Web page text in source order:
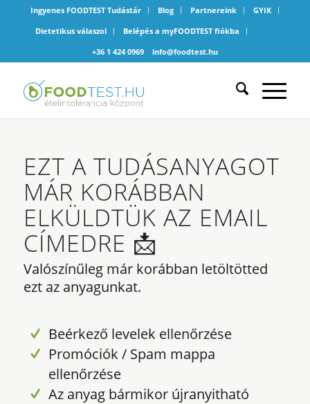
Ingyenes FOODTEST Tudástár Blog Partnereink
GYIK
Dietetikus válaszol
Belépés a myFOODTEST fiókba
+36 1 424 0969
info@foodtest.hu
EZT A TUDÁSANYAGOT
MÁR KORÁBBAN
ELKÜLDTÜK AZ EMAIL
CÍMEDRE 📩
Valószínűleg már korábban letöltötted
ezt az anyagunkat.
Beérkező levelek ellenőrzése
Promóciók / Spam mappa
ellenőrzése
Az anyag bármikor újranyitható